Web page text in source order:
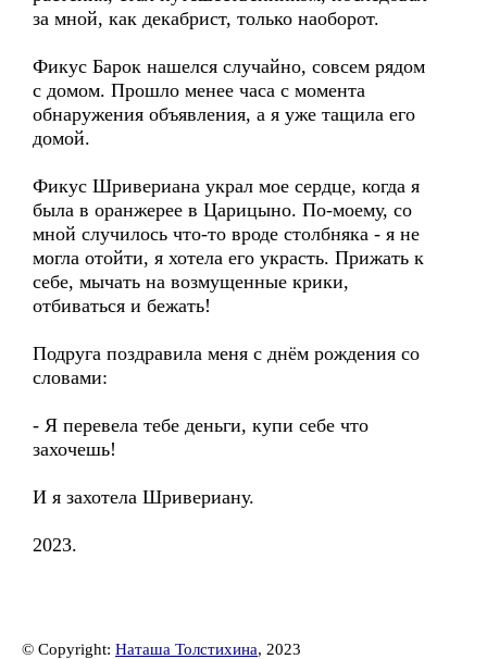
за мной, как декабрист, только наоборот.
Фикус Барок нашелся случайно, совсем рядом
с домом. Прошло менее часа с момента
обнаружения объявления, а я уже тащила его
домой.
Фикус Шривериана украл мое сердце, когда я
была в оранжерее в Царицыно. По-моему, со
мной случилось что-то вроде столбняка - я не
могла отойти, я хотела его украсть. Прижать к
себе, мычать на возмущенные крики,
отбиваться и бежать!
Подруга поздравила меня с днём рождения со
словами:
- Я перевела тебе деньги, купи себе что
захочешь!
И я захотела Шривериану.
2023.
© Copyright: Наташа Толстихина, 2023